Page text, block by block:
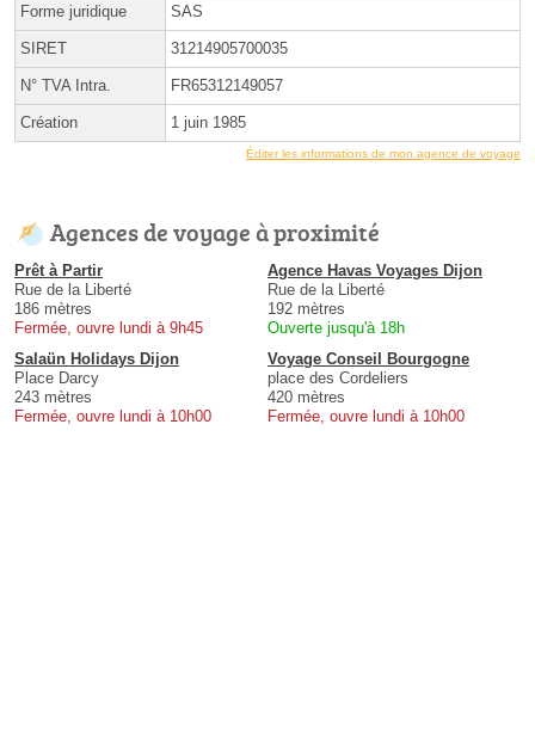
Forme juridique SAS
SIRET 31214905700035
N° TVA Intra. FR65312149057
Création 1 juin 1985
Éditer les informations de mon agence de voyage
Agences de voyage à proximité
Prêt à Partir
Rue de la Liberté
186 mètres
Fermée, ouvre lundi à 9h45
Agence Havas Voyages Dijon
Rue de la Liberté
192 mètres
Ouverte jusqu'à 18h
Salaün Holidays Dijon
Place Darcy
243 mètres
Fermée, ouvre lundi à 10h00
Voyage Conseil Bourgogne
place des Cordeliers
420 mètres
Fermée, ouvre lundi à 10h00